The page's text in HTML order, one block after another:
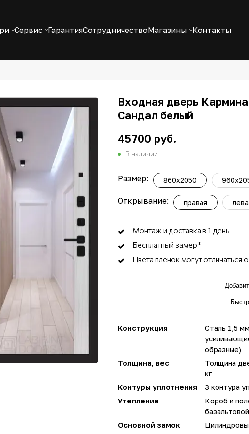
Сервис ГарантияСотрудничествоМагазины Контакты
Входная дверь
Сандал белый
45700 руб.
В наличии
Размер: 860x2050
Открывание: правая
Монтаж и доставка в 1 день
Бесплатный замер*
Цвета пленок могут отличаться
Конструкция
Сталь 1,5
образные)
Толщина, вес
Толщина
кг
Контуры уплотнения
3 контура
Утепление
Короб и
Основной замок